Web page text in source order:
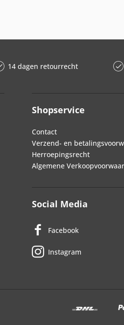
14 dagen retourrecht
Shopservice
Contact
Verzend- en
Herroepingsrecht
Algemene
Social Media
Facebook
Instagram